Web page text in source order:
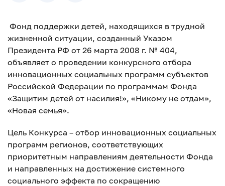
Фонд поддержки детей, находящихся в трудной
жизненной ситуации, созданный Указом
Президента РФ от 26 марта 2008 г. № 404,
объявляет о проведении конкурсного отбора
инновационных социальных программ субъектов
Российской Федерации по программам Фонда
«Защитим детей от насилия!», «Никому не отдам»,
«Новая семья».
Цель Конкурса – отбор инновационных социальных
программ регионов, соответствующих
приоритетным направлениям деятельности Фонда
и направленных на достижение системного
социального эффекта по сокращению